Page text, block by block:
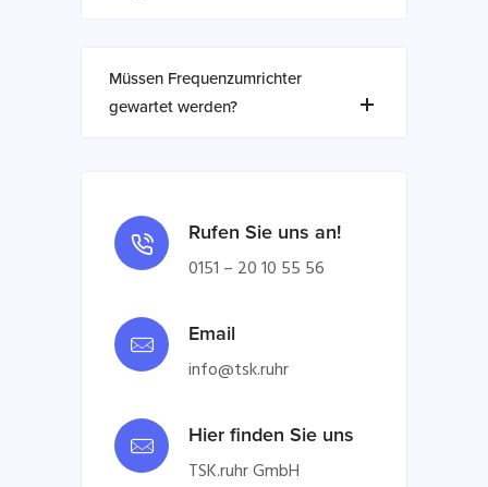
Müssen Frequenzumrichter
gewartet werden?
Rufen Sie uns an!
0151 – 20 10 55 56
Email
info@tsk.ruhr
Hier finden Sie uns
TSK.ruhr GmbH